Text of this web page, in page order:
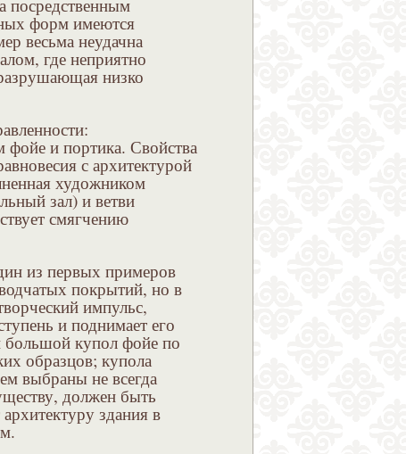
посредственным
форм имеются
весьма неудачна
где неприятно
низко
фойе и портика. Свойства
с архитектурой
художником
зал) и ветви
смягчению
из первых примеров
покрытий, но в
импульс,
и поднимает его
купол фойе по
образцов; купола
выбраны не всегда
должен быть
здания в